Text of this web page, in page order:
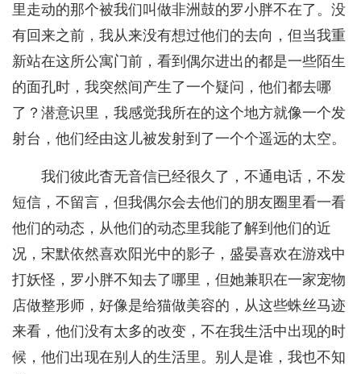
里走动的那个被我们叫做非洲鼓的罗小胖不在了。没
有回来之前，我从来没有想过他们的去向，但当我重
新站在这所公寓门前，看到偶尔进出的都是一些陌生
的面孔时，我突然间产生了一个疑问，他们都去哪
了？潜意识里，我感觉我所在的这个地方就像一个发
射台，他们经由这儿被发射到了一个个遥远的太空。
我们彼此杳无音信已经很久了，不通电话，不发
短信，不留言，但我偶尔会去他们的朋友圈里看一看
他们的动态，从他们的动态里我能了解到他们的近
况，宋默依然喜欢阳光中的影子，盛晏喜欢在游戏中
打妖怪，罗小胖不知去了哪里，但她兼职在一家宠物
店做整形师，好像是给猫做美容的，从这些蛛丝马迹
来看，他们没有太多的改变，不在我生活中出现的时
候，他们出现在别人的生活里。别人是谁，我也不知